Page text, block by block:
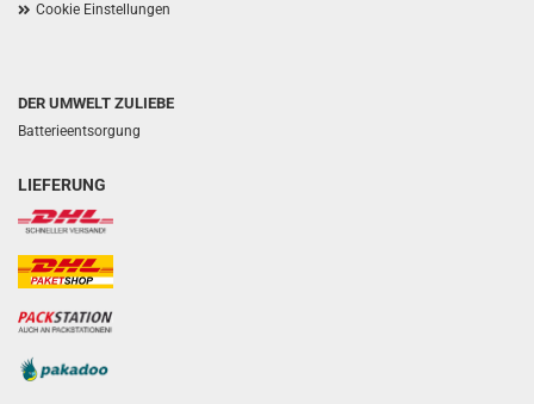
Cookie Einstellungen
DER UMWELT ZULIEBE
Batterieentsorgung
LIEFERUNG